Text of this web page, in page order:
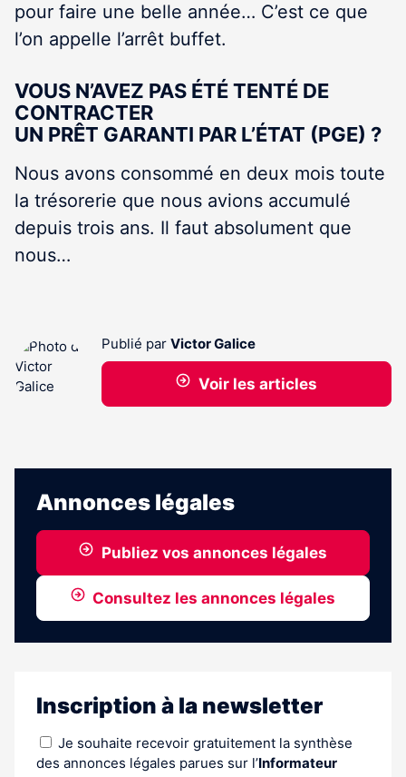
pour faire une belle année… C’est ce que
l’on appelle l’arrêt buffet.
VOUS N’AVEZ PAS ÉTÉ TENTÉ DE
CONTRACTER
UN PRÊT GARANTI PAR L’ÉTAT (PGE) ?
Nous avons consommé en deux mois toute
la trésorerie que nous avions accumulé
depuis trois ans. Il faut absolument que
nous…
Publié par Victor Galice
Voir les articles
Annonces légales
Publiez vos annonces légales
Consultez les annonces légales
Inscription à la newsletter
Je souhaite recevoir gratuitement la synthèse
des annonces légales parues sur l’Informateur